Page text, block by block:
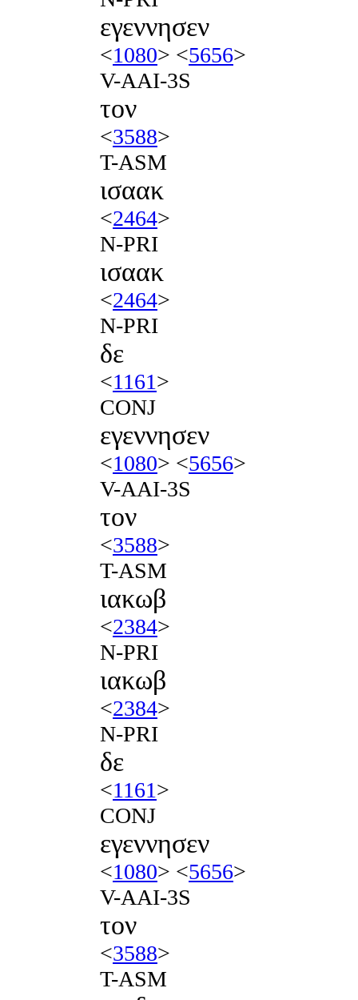
εγεννησεν
<1080> <5656>
V-AAI-3S
τον
<3588>
T-ASM
ισαακ
<2464>
N-PRI
ισαακ
<2464>
N-PRI
δε
<1161>
CONJ
εγεννησεν
<1080> <5656>
V-AAI-3S
τον
<3588>
T-ASM
ιακωβ
<2384>
N-PRI
ιακωβ
<2384>
N-PRI
δε
<1161>
CONJ
εγεννησεν
<1080> <5656>
V-AAI-3S
τον
<3588>
T-ASM